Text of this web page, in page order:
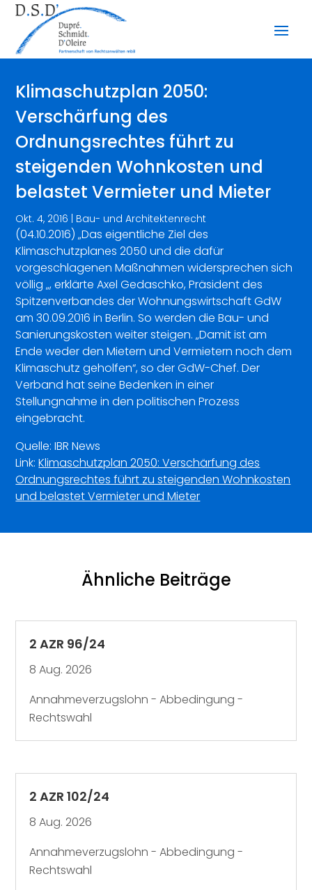
Klimaschutzplan 2050:
Verschärfung des
Ordnungsrechtes führt zu
steigenden Wohnkosten und
belastet Vermieter und Mieter
Okt. 4, 2016 | Bau- und Architektenrecht
(04.10.2016) „Das eigentliche Ziel des
Klimaschutzplanes 2050 und die dafür
vorgeschlagenen Maßnahmen widersprechen sich
völlig „, erklärte Axel Gedaschko, Präsident des
Spitzenverbandes der Wohnungswirtschaft GdW
am 30.09.2016 in Berlin. So werden die Bau- und
Sanierungskosten weiter steigen. „Damit ist am
Ende weder den Mietern und Vermietern noch dem
Klimaschutz geholfen“, so der GdW-Chef. Der
Verband hat seine Bedenken in einer
Stellungnahme in den politischen Prozess
eingebracht.
Quelle: IBR News
Link:Klimaschutzplan 2050: Verschärfung des
Ordnungsrechtes führt zu steigenden Wohnkosten
und belastet Vermieter und Mieter
Ähnliche Beiträge
2 AZR 96/24
8 Aug. 2026
Annahmeverzugslohn - Abbedingung -
Rechtswahl
2 AZR 102/24
8 Aug. 2026
Annahmeverzugslohn - Abbedingung -
Rechtswahl